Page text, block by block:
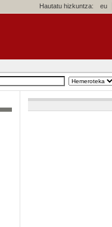
Hautatu hizkuntza: eu